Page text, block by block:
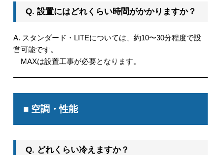
Q. 設置にはどれくらい時間がかかりますか？
A. スタンダード・LITEについては、約10〜30分程度で設
営可能です。
MAXは設置工事が必要となります。
■ 空調・性能
Q. どれくらい冷えますか？